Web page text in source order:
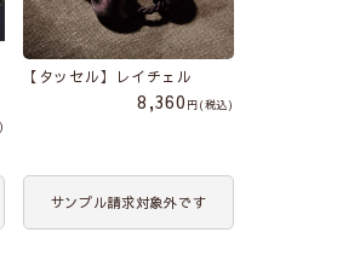
【タッセル】レイチェル
8,360 税込
サンプル請求対象外です